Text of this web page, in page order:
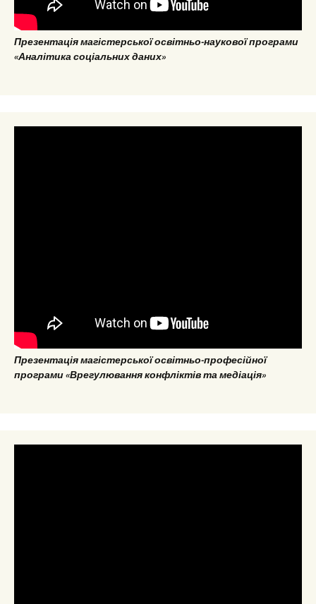
Презентація магістерської освітньо-наукової програми
«Аналітика соціальних даних»
Презентація магістерської освітньо-професійної
програми «Врегулювання конфліктів та медіація»